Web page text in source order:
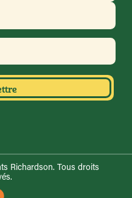
Richardson. Tous droits